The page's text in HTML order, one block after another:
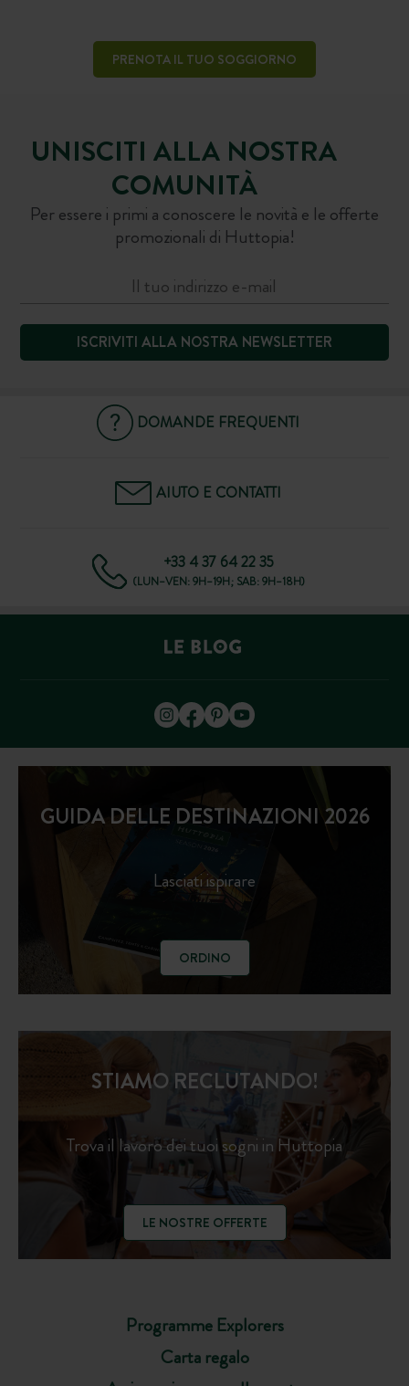
PRENOTA IL TUO SOGGIORNO
UNISCITI ALLA NOSTRA
COMUNITÀ
Per essere i primi a conoscere le novità e le offerte
promozionali di Huttopia!
ISCRIVITI ALLA NOSTRA NEWSLETTER
DOMANDE FREQUENTI
AIUTO E CONTATTI
+33 4 37 64 22 35
(LUN–VEN: 9H–19H; SAB: 9H–18H)
GUIDA DELLE DESTINAZIONI 2026
Lasciati ispirare
ORDINO
Programme Explorers
Carta regalo
STIAMO RECLUTANDO!
Trova il lavoro dei tuoi sogni in Huttopia
LE NOSTRE OFFERTE